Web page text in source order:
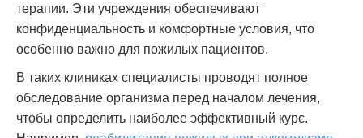
терапии. Эти учреждения обеспечивают
конфиденциальность и комфортные условия, что
особенно важно для пожилых пациентов.
В таких клиниках специалисты проводят полное
обследование организма перед началом лечения,
чтобы определить наиболее эффективный курс.